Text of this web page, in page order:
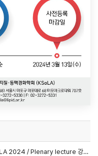
[한국지질동맥경화학회] SoLA 2024 / Plenary lecture 강연자 소개